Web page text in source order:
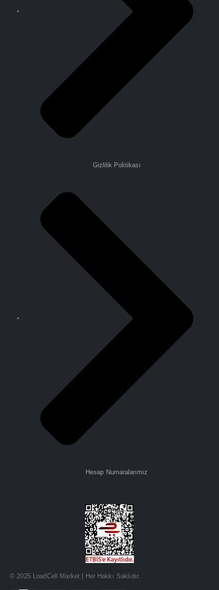
Gizlilik Politikası
Hesap Numaralarımız
© 2025 LoadCell Market | Her Hakkı Saklıdır.